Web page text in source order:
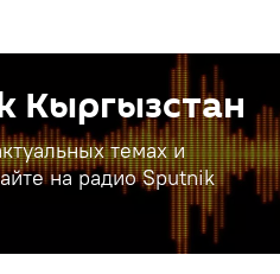
Кыргызстан
темах и
на радио Sputnik